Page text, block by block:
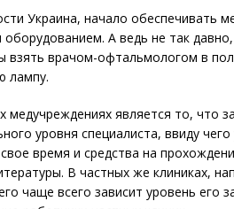
Украина, начало обеспечивать
А ведь не так давно,
взять врачом-офтальмологом в
лампу.
является то, что
уровня специалиста, ввиду чего
время и средства на
В частных же клиниках,
чаще всего зависит уровень его